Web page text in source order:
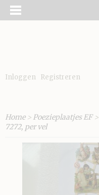
Inloggen Registreren
Home> Poezieplaatjes EF>
7272, per vel